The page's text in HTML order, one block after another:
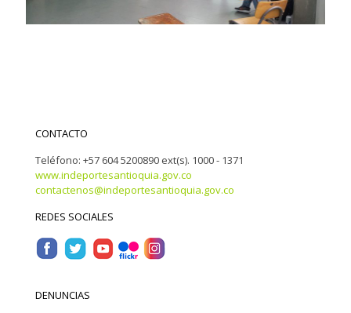
CONTACTO
Teléfono: +57 604 5200890 ext(s). 1000 - 1371
www.indeportesantioquia.gov.co
contactenos@indeportesantioquia.gov.co
REDES SOCIALES
DENUNCIAS